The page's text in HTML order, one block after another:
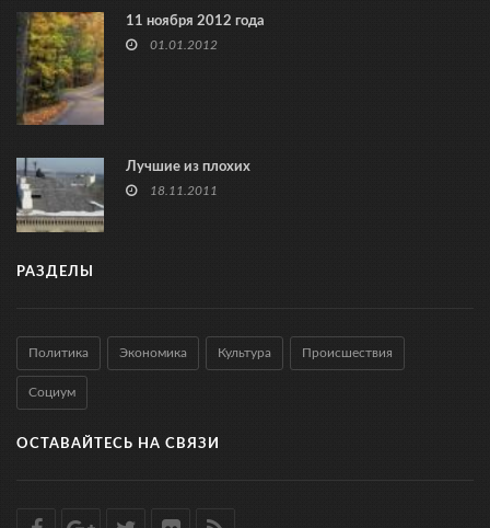
11 ноября 2012 года
01.01.2012
Лучшие из плохих
18.11.2011
РАЗДЕЛЫ
Политика Экономика Культура Происшествия
Социум
ОСТАВАЙТЕСЬ НА СВЯЗИ